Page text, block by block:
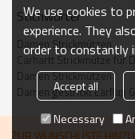
Produktname
Stichwörter
Damen Strickmützen
Carhartt Strickmütze für
Damen Strickmützen
Damen gestrickt Earflap
ZUR WUNSCHLISTE
We use cookies to
experience. They
order to constantly
Accept all
Necessary